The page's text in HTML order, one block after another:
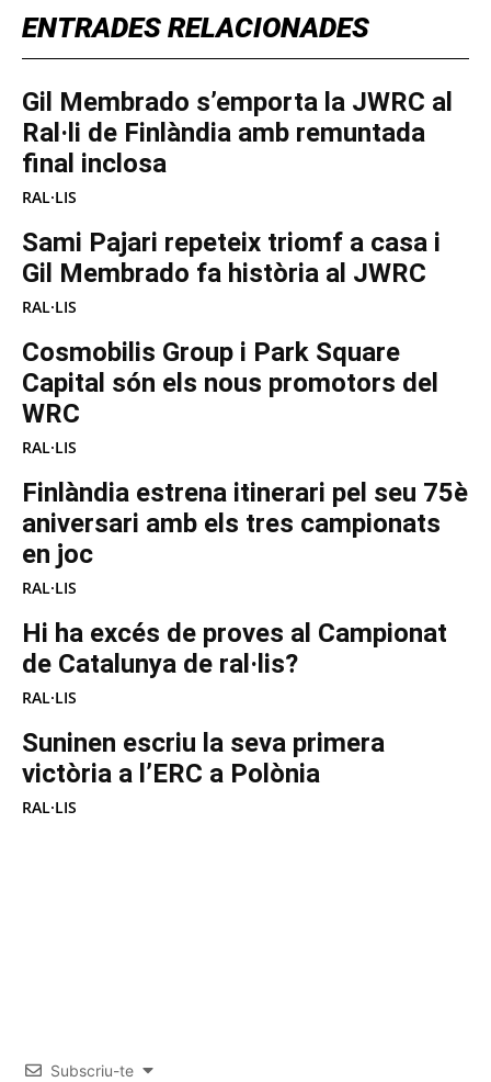
ENTRADES RELACIONADES
Gil Membrado s’emporta la JWRC al
Ral·li de Finlàndia amb remuntada
final inclosa
RAL·LIS
Sami Pajari repeteix triomf a casa i
Gil Membrado fa història al JWRC
RAL·LIS
Cosmobilis Group i Park Square
Capital són els nous promotors del
WRC
RAL·LIS
Finlàndia estrena itinerari pel seu 75è
aniversari amb els tres campionats
en joc
RAL·LIS
Hi ha excés de proves al Campionat
de Catalunya de ral·lis?
RAL·LIS
Suninen escriu la seva primera
victòria a l’ERC a Polònia
RAL·LIS
Subscriu-te